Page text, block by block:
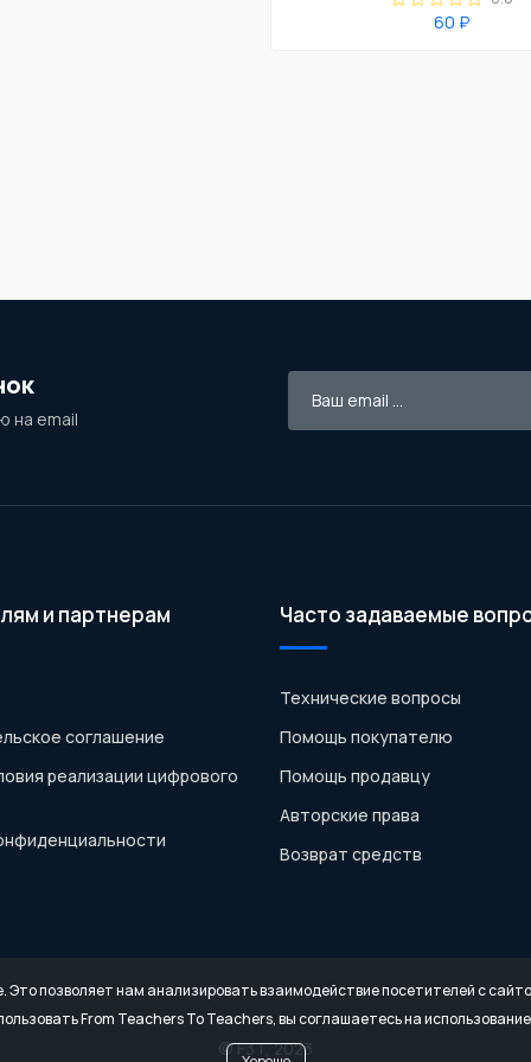
60 ₽
на email
и партнерам
соглашение
реализации цифрового
Часто задаваемые
Технические вопросы
Помощь покупателю
Помощь продавцу
Авторские права
Возврат средств
© F3T, 2023
Это позволяет нам анализировать взаимодействие посетителей с
From Teachers To Teachers, вы соглашаетесь на